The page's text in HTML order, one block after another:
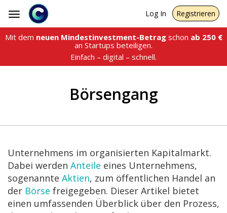
Toggle
navigation
Log In Registrieren
Mit dem neuen Mindestinvestment-Betragschon ab 250€
an Startups beteiligen.
Einfach – digital – schnell.
Börsengang
Unternehmens im organisierten Kapitalmarkt.
Dabei werden Anteile eines Unternehmens,
sogenannte Aktien, zum öffentlichen Handel an
der Börse freigegeben. Dieser Artikel bietet
einen umfassenden Überblick über den Prozess,